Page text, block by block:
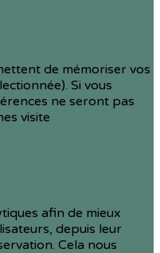
de mémoriser vos
Si vous
ne seront pas
visite
afin de mieux
depuis leur
Cela nous